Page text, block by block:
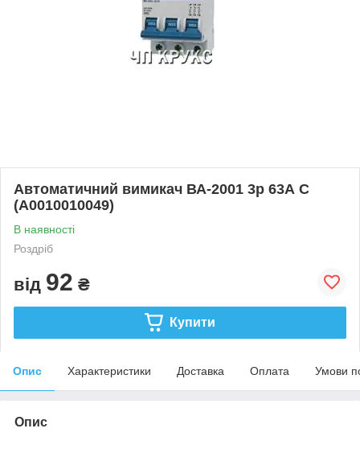
Автоматичний вимикач ВА-2001 3р 63А С
(A0010010049)
В наявності
Роздріб
від 92 ₴
Купити
Опис Характеристики Доставка Оплата Умови
Опис